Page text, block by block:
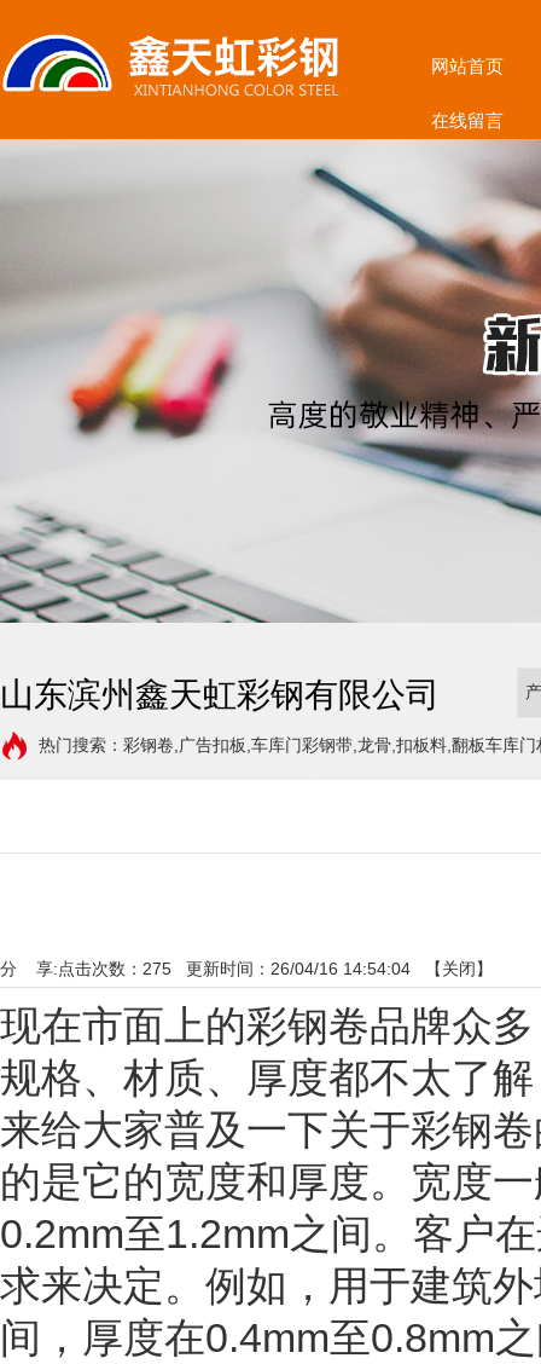
网站首页
在线留言
山东滨州鑫天虹彩钢有限公司
热门搜索：彩钢卷,广告扣板,车库门彩钢带,龙骨,扣板料,翻板车库
点击次数： 275 更新时间：26/04/16 14:54:04 【关闭】
分 享:
现在市面上的彩钢卷品牌众
规格、材质、厚度都不太了
来给大家普及一下关于彩钢
的是它的宽度和厚度。宽度
0.2mm至1.2mm之间。客户
求来决定。例如，用于建筑
间，厚度在0.4mm至0.8mm